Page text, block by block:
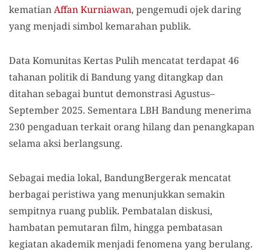
kematianAffan Kurniawan, pengemudi ojek daring
yang menjadi simbol kemarahan publik.
Data Komunitas Kertas Pulih mencatat terdapat 46
tahanan politik di Bandung yang ditangkap dan
ditahan sebagai buntut demonstrasi Agustus–
September 2025. Sementara LBH Bandung menerima
230 pengaduan terkait orang hilang dan penangkapan
selama aksi berlangsung.
Sebagai media lokal, BandungBergerak mencatat
berbagai peristiwa yang menunjukkan semakin
sempitnya ruang publik. Pembatalan diskusi,
hambatan pemutaran film, hingga pembatasan
kegiatan akademik menjadi fenomena yang berulang.